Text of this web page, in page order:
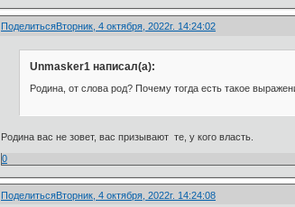
ПоделитьсяВторник, 4 октября, 2022г. 14:24:02
Unmasker1 написал(а):
Родина, от слова род? Почему тогда есть такое
Родина вас не зовет, вас призывают те, у кого власть.
0
ПоделитьсяВторник, 4 октября, 2022г. 14:24:08